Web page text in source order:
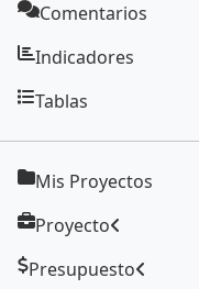
Comentarios
Indicadores
Tablas
Mis Proyectos
Proyecto
Presupuesto